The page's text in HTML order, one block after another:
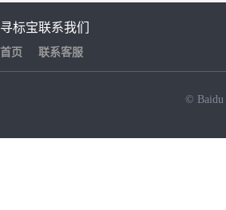
寻标宝
首页
联系我们
联系客服
© Baidu